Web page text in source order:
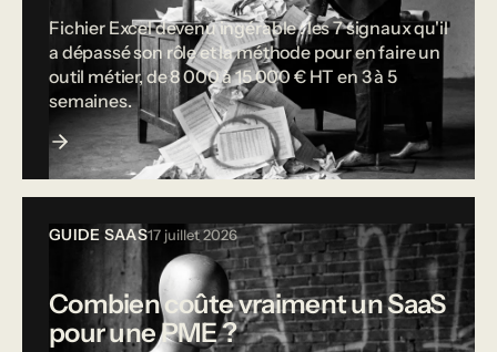
Fichier Excel devenu ingérable : les 7 signaux qu'il
a dépassé son rôle et la méthode pour en faire un
outil métier, de 8 000 à 15 000 € HT en 3 à 5
semaines.
GUIDE SAAS17 juillet 2026
Combien coûte vraiment un SaaS
pour une PME ?